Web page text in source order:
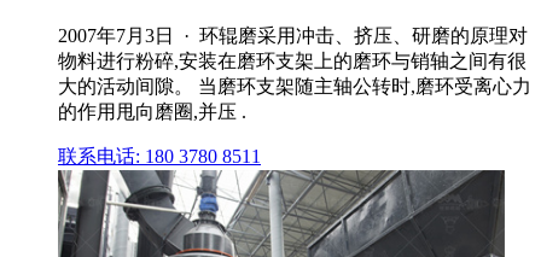
2007年7月3日 · 环辊磨采用冲击、挤压、研磨的原理对
物料进行粉碎,安装在磨环支架上的磨环与销轴之间有很
大的活动间隙。 当磨环支架随主轴公转时,磨环受离心力
的作用甩向磨圈,并压 .
联系电话: 180 3780 8511